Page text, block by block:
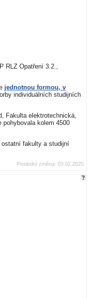
RLZ Opatření 3.2.,
jednotnou formou, v
individuálních studijních
Fakulta elektrotechnická,
kolem 4500
ostatní fakulty a studijní
Poslední změna: 03.02.2025